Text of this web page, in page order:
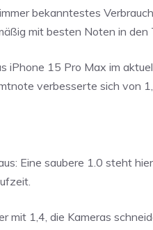
bekanntestes
mit besten Noten in
iPhone 15 Pro Max im
verbesserte sich von
Eine saubere 1.0 steht
1,4, die Kameras